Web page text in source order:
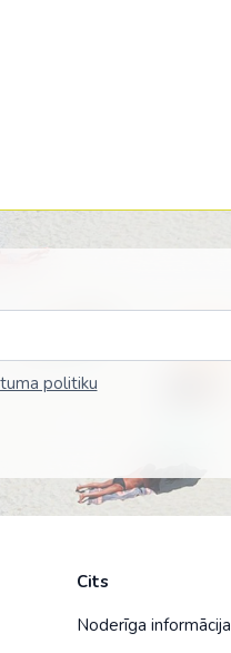
politiku
Cits
Noderīga informācija